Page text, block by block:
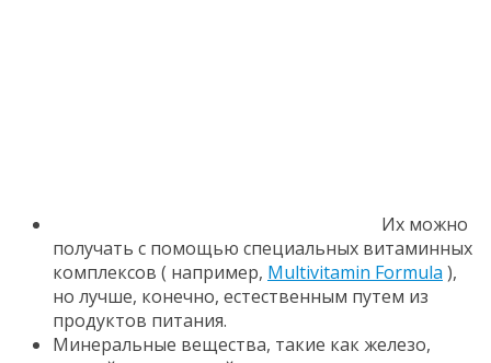
Их можно
получать с помощью специальных витаминных
комплексов ( например, Multivitamin Formula ),
но лучше, конечно, естественным путем из
продуктов питания.
Минеральные вещества, такие как железо,